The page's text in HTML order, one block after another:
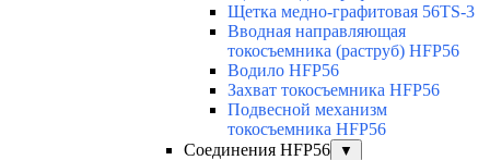
Щетка медно-графитовая 56TS-3
Вводная направляющая
токосъемника (раструб) HFP56
Водило HFP56
Захват токосъемника HFP56
Подвесной механизм
токосъемника HFP56
Соединения HFP56
▼